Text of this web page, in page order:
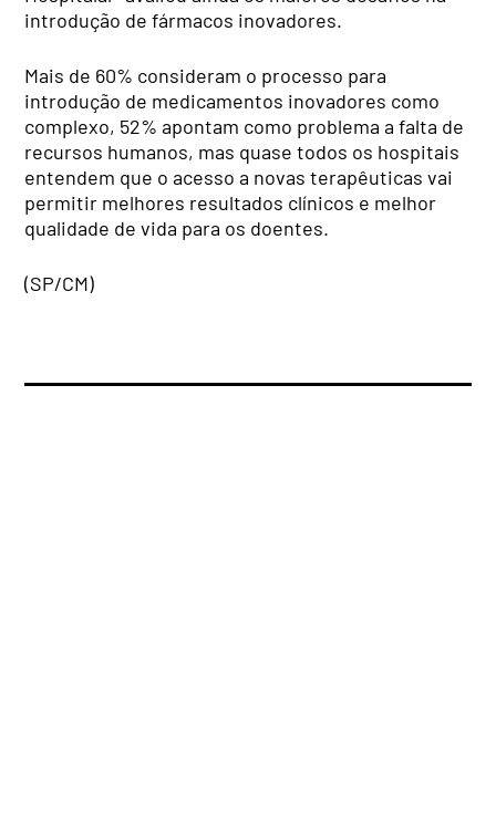
introdução de fármacos inovadores.
Mais de 60% consideram o processo para
introdução de medicamentos inovadores como
complexo, 52% apontam como problema a falta de
recursos humanos, mas quase todos os hospitais
entendem que o acesso a novas terapêuticas vai
permitir melhores resultados clínicos e melhor
qualidade de vida para os doentes.
(SP/CM)